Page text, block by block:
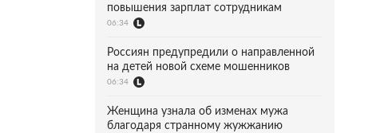
повышения зарплат сотрудникам
06:34
Россиян предупредили о направленной
на детей новой схеме мошенников
06:34
Женщина узнала об изменах мужа
благодаря странному жужжанию